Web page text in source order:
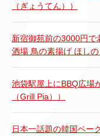
（ぎょうてん））
新宿御苑前の3000円で
酒場 鳥の素揚げ ほしの
池袋駅屋上にBBQ広場
（Grill Pia））
日本一話題の韓国ベー